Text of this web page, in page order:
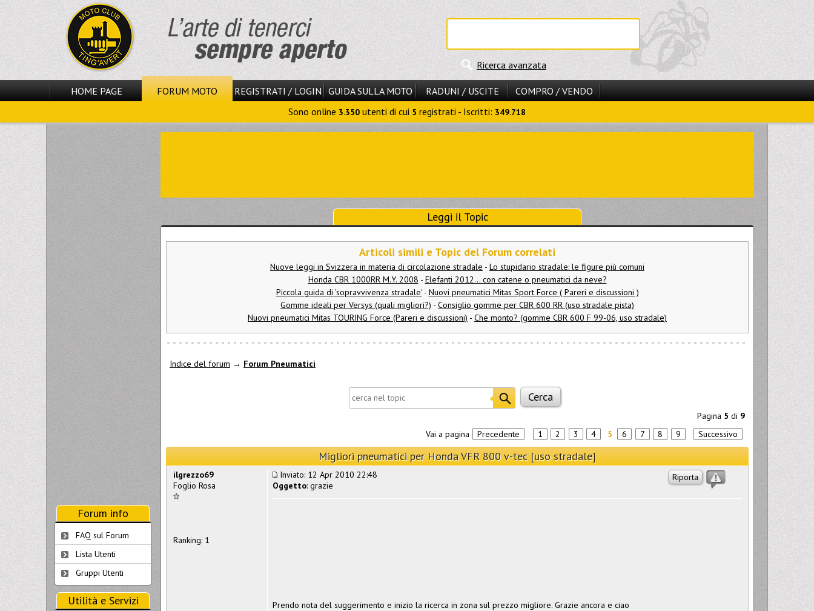
Ricerca avanzata
HOME PAGE FORUM MOTO REGISTRATI / LOGIN GUIDA SULLA MOTO RADUNI / USCITE
COMPRO / VENDO
Sono online 3.350 utenti di cui 5 registrati - Iscritti: 349.718
Leggi il Topic
Articoli simili e Topic del Forum correlati
Nuove leggi in Svizzera in materia di circolazione stradale - Lo stupidario stradale: le figure più comuni
Honda CBR 1000RR M.Y. 2008 - Elefanti 2012... con catene o pneumatici da neve?
Piccola guida di 'sopravvivenza stradale'- Nuovi pneumatici Mitas Sport Force ( Pareri e discussioni )
Gomme ideali per Versys (quali migliori?) - Consiglio gomme per CBR 600 RR (uso stradale pista)
Nuovi pneumatici Mitas TOURING Force (Pareri e discussioni) - Che monto? (gomme CBR 600 F 99-06, uso stradale)
Indice del forum → Forum Pneumatici
Pagina 5 di 9
Vai a pagina
Precedente 1 2 3 4 5 6 7 8 9 Successivo
Migliori pneumatici per Honda VFR 800 v-tec [uso stradale]
Riporta
Inviato: 12 Apr 2010 22:48
Oggetto: grazie
Prendo nota del suggerimento e inizio la ricerca in zona sul prezzo migliore. Grazie ancora e ciao
ilgrezzo69
Foglio Rosa
Ranking: 1
Forum info
FAQ sul Forum
Lista Utenti
Gruppi Utenti
Utilità e Servizi